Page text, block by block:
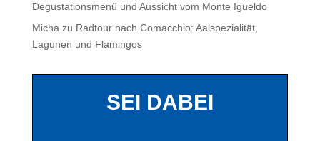
Degustationsmenü und Aussicht vom Monte Igueldo
Micha zu Radtour nach Comacchio: Aalspezialität,
Lagunen und Flamingos
SEI DABEI